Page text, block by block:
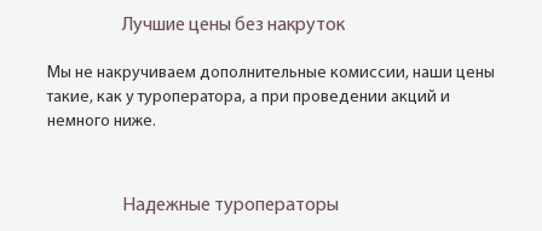
Лучшие цены без накруток
Мы не накручиваем дополнительные комиссии, наши цены
такие, как у туроператора, а при проведении акций и
немного ниже.
Надежные туроператоры